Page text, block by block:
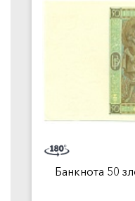
Банкнота 50